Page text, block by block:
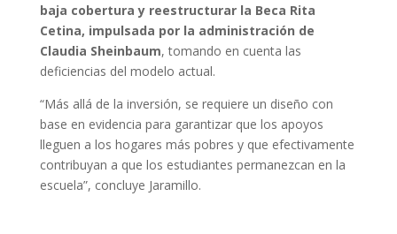
baja cobertura y reestructurar la Beca Rita
Cetina, impulsada por la administración de
Claudia Sheinbaum, tomando en cuenta las
deficiencias del modelo actual.
“Más allá de la inversión, se requiere un diseño con
base en evidencia para garantizar que los apoyos
lleguen a los hogares más pobres y que efectivamente
contribuyan a que los estudiantes permanezcan en la
escuela”, concluye Jaramillo.